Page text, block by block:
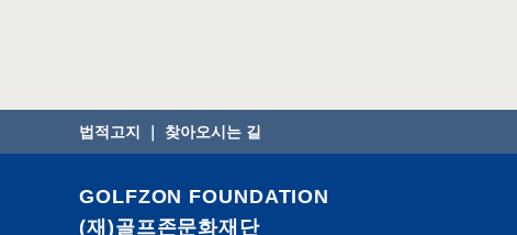
법적고지 찾아오시는 길
GOLFZON FOUNDATION
(재)골프존문화재단